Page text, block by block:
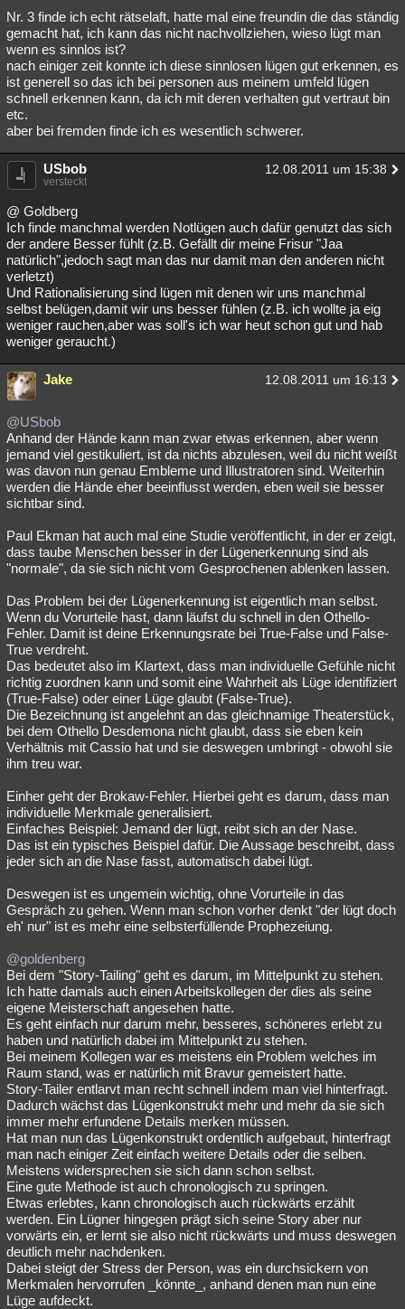
Nr. 3 finde ich echt rätselaft, hatte mal eine freundin die das ständig
gemacht hat, ich kann das nicht nachvollziehen, wieso lügt man
wenn es sinnlos ist?
nach einiger zeit konnte ich diese sinnlosen lügen gut erkennen, es
ist generell so das ich bei personen aus meinem umfeld lügen
schnell erkennen kann, da ich mit deren verhalten gut vertraut bin
etc.
aber bei fremden finde ich es wesentlich schwerer.
USbob 12.08.2011 um 15:38
versteckt
@ Goldberg
Ich finde manchmal werden Notlügen auch dafür genutzt das sich
der andere Besser fühlt (z.B. Gefällt dir meine Frisur "Jaa
natürlich",jedoch sagt man das nur damit man den anderen nicht
verletzt)
Und Rationalisierung sind lügen mit denen wir uns manchmal
selbst belügen,damit wir uns besser fühlen (z.B. ich wollte ja eig
weniger rauchen,aber was soll's ich war heut schon gut und hab
weniger geraucht.)
Jake 12.08.2011 um 16:13
@USbob
Anhand der Hände kann man zwar etwas erkennen, aber wenn
jemand viel gestikuliert, ist da nichts abzulesen, weil du nicht weißt
was davon nun genau Embleme und Illustratoren sind. Weiterhin
werden die Hände eher beeinflusst werden, eben weil sie besser
sichtbar sind.
Paul Ekman hat auch mal eine Studie veröffentlicht, in der er zeigt,
dass taube Menschen besser in der Lügenerkennung sind als
"normale", da sie sich nicht vom Gesprochenen ablenken lassen.
Das Problem bei der Lügenerkennung ist eigentlich man selbst.
Wenn du Vorurteile hast, dann läufst du schnell in den Othello-
Fehler. Damit ist deine Erkennungsrate bei True-False und False-
True verdreht.
Das bedeutet also im Klartext, dass man individuelle Gefühle nicht
richtig zuordnen kann und somit eine Wahrheit als Lüge identifiziert
(True-False) oder einer Lüge glaubt (False-True).
Die Bezeichnung ist angelehnt an das gleichnamige Theaterstück,
bei dem Othello Desdemona nicht glaubt, dass sie eben kein
Verhältnis mit Cassio hat und sie deswegen umbringt - obwohl sie
ihm treu war.
Einher geht der Brokaw-Fehler. Hierbei geht es darum, dass man
individuelle Merkmale generalisiert.
Einfaches Beispiel: Jemand der lügt, reibt sich an der Nase.
Das ist ein typisches Beispiel dafür. Die Aussage beschreibt, dass
jeder sich an die Nase fasst, automatisch dabei lügt.
Deswegen ist es ungemein wichtig, ohne Vorurteile in das
Gespräch zu gehen. Wenn man schon vorher denkt "der lügt doch
eh' nur" ist es mehr eine selbsterfüllende Prophezeiung.
@goldenberg
Bei dem "Story-Tailing" geht es darum, im Mittelpunkt zu stehen.
Ich hatte damals auch einen Arbeitskollegen der dies als seine
eigene Meisterschaft angesehen hatte.
Es geht einfach nur darum mehr, besseres, schöneres erlebt zu
haben und natürlich dabei im Mittelpunkt zu stehen.
Bei meinem Kollegen war es meistens ein Problem welches im
Raum stand, was er natürlich mit Bravur gemeistert hatte.
Story-Tailer entlarvt man recht schnell indem man viel hinterfragt.
Dadurch wächst das Lügenkonstrukt mehr und mehr da sie sich
immer mehr erfundene Details merken müssen.
Hat man nun das Lügenkonstrukt ordentlich aufgebaut, hinterfragt
man nach einiger Zeit einfach weitere Details oder die selben.
Meistens widersprechen sie sich dann schon selbst.
Eine gute Methode ist auch chronologisch zu springen.
Etwas erlebtes, kann chronologisch auch rückwärts erzählt
werden. Ein Lügner hingegen prägt sich seine Story aber nur
vorwärts ein, er lernt sie also nicht rückwärts und muss deswegen
deutlich mehr nachdenken.
Dabei steigt der Stress der Person, was ein durchsickern von
Merkmalen hervorrufen _könnte_, anhand denen man nun eine
Lüge aufdeckt.